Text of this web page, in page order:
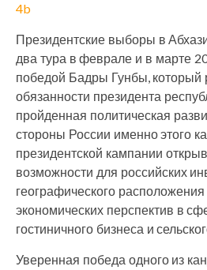
4b
Президентские выборы в
два тура в феврале и в марте
победой Бадры Гунбы, который
обязанности президента
пройденная политическая
стороны России именно этого
президентской кампании
возможности для российских
географического
экономических перспектив в
гостиничного бизнеса и
Уверенная победа одного из